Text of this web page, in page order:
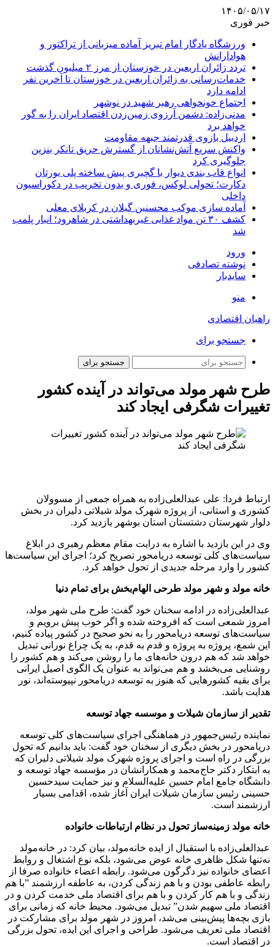
۱۴۰۵/۰۵/۱۷
خبر فوری
ورزشگاه یادگار امام تبریز آماده میزبانی از تراکتور و
هوادارانش
تردد زائران اربعین در خوزستان از مرز ۲ میلیون گذشت
خدمات‌رسانی به زائران اربعین در خوزستان تا آخرین نفر
ادامه دارد
اجتماع خونخواهی رهبر شهید در نوشهر
مدنی‌زاده: دشمن آرزوی زمین‌زدن اقتصاد ایران را به گور
خواهد برد
اردبیل بازوی قدرتمند جبهه مقاومت
واکنش سریع آتش‌نشانان از گسترش حریق تانکر بنزین
جلوگیری کرد
انواع قاب بندی دیوار با گچبری پیش ساخته پلی یورتان
دکارت؛ تحولی لوکس، فوری و بدون تخریب در دکوراسیون
داخلی
آماده سازی موکب محسنین گیلان در کربلای معلی
کشف ۳۰ تن مواد غذایی غیربهداشتی در شاهرود؛ انبار پلمب
شد
ورود
نوشته تصادفی
سایدبار
منو
راهیان اقتصادی
جستجو برای
جستجو برای
طرح شهر مولد می‌تواند در آینده کشور
تغییرات شگرفی ایجاد کند
ارتباط فردا: علی عبدالعلی‌زاده به همراه جمعی از مسوولان
کشوری و استانی، از پروژه شهرک مولد شیلاتی دلیران در بخش
دلوار شهرستان دشتستان استان بوشهر بازدید کرد.
وی در این بازدید با اشاره به درایت مقام معظم رهبری در ابلاغ
سیاست‌های کلی توسعه دریامحور تصریح کرد؛ اجرای این سیاست‌ها
کشور را وارد مرحله جدیدی از تحول خواهد کرد.
خانه مولد و شهر مولد طرحی الهام‌بخش برای تمام دنیا
عبدالعلی‌زاده در ادامه سخنان خود گفت: طرح ملی شهر مولد،
امروز شمعی است که افروخته شده و اگر خوب پیش برویم و
سیاست‌های توسعه دریامحور را به نحو صحیح در کشور پیاده کنیم،
این شمع، پروژه به پروژه و قدم به قدم، به یک چراغ نورانی تبدیل
خواهد شد که هم درون خانه‌های ما را روشن می‌کند و هم کشور را
روشنایی می‌بخشد و هم می‌تواند به عنوان یک الگوی اصیل ایرانی
برای بقیه کشورهایی که هنوز به توسعه دریامحور نپیوسته‌اند، نور
هدایت باشد.
تقدیر از سازمان شیلات و موسسه جهاد توسعه
نماینده رئیس‌جمهور در هماهنگی اجرای سیاست‌های کلی توسعه
دریامحور در بخش دیگری از سخنان خود گفت: باید بدانیم که تحول
بزرگی در راه است و اجرای پروژه شهرک مولد شیلاتی دلیران که
به ابتکار دکتر حاج‌محمد و همکارانشان در مؤسسه جهاد توسعه و
دانشگاه جامع امام حسین علیه‌السلام و نیز حمایت سیدحسین
حسینی رئیس سازمان شیلات ایران آغاز شده، اقدامی بسیار
ارزشمند است.
خانه‌ مولد زمینه‌ساز تحول در نظام ارتباطات خانواده
عبدالعلی‌زاده با استقبال از ایده خانه‌مولد، بیان کرد: در خانه‌مولد
نه‌تنها شکل ظاهری خانه عوض می‌شود، بلکه نوع اشتغال و روابط
اعضای خانواده نیز دگرگون می‌شود. رابطه اعضاء خانواده صرفا از
رابطه عاطفی بودن و با هم زندگی کردن، به عاطفه ارزشمند ”با هم
زندگی و با هم کار کردن و با هم برای اقتصاد ملی خدمت کردن و در
اقتصاد ملی سهیم شدن” تبدیل می‌شود. محیط خانه که زمانی برای
بازی بچه‌ها پیش‌بینی می‌شد، امروز در شهر مولد برای مشارکت در
اقتصاد ملی تعریف می‌شود. طراحی و اجرای این ایده، تحول بزرگی
در اقتصاد است.